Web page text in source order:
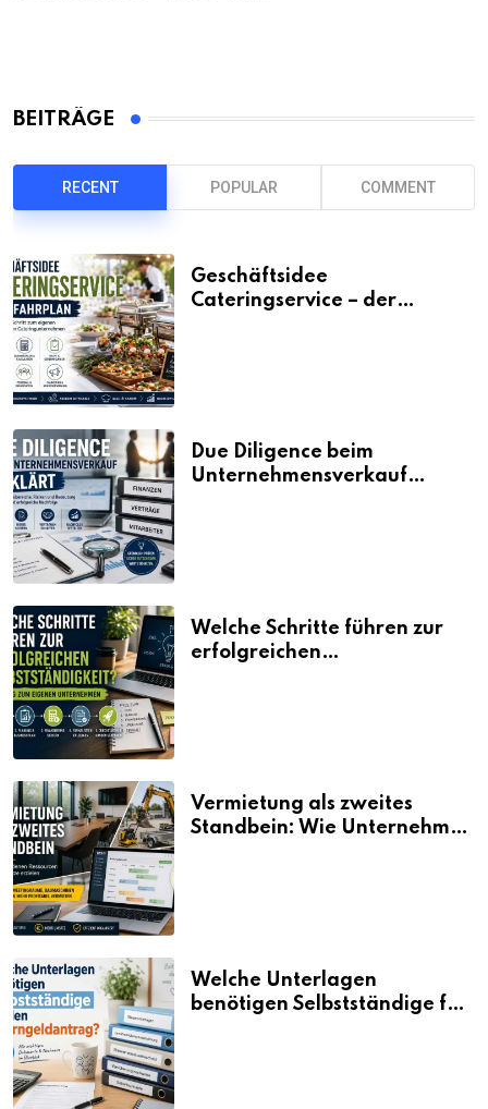
BEITRÄGE
RECENT POPULAR COMMENT
Geschäftsidee
Cateringservice – der
Due Diligence beim
Unternehmensverkauf
Welche Schritte führen zur
erfolgreichen
Vermietung als zweites
Standbein: Wie Unternehmen
Welche Unterlagen
benötigen Selbstständige für